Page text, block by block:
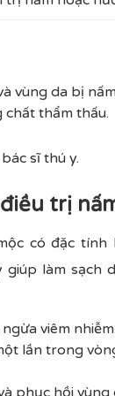
vùng da bị
thẩm thấu.
sĩ thú y.
trị
có đặc tính
làm sạch
viêm
lần trong
phục hồi